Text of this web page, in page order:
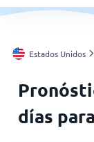
España
Argentina
Mis ubicaciones
Estados Unidos
días